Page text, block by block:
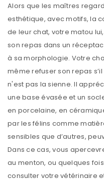
Alors que les maîtres
esthétique, avec motifs, la
de leur chat, votre matou
son repas dans un
à sa morphologie. Votre
même refuser son repas
n'est pas la sienne. Il
une base évasée et un
en porcelaine, en
par les félins comme
sensibles que d’autres,
Dans ce cas, vous
au menton, ou quelques
consulter votre vétérinaire